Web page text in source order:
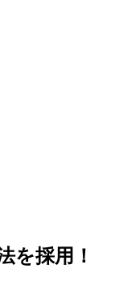
を採用！